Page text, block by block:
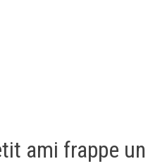
ami frappe un